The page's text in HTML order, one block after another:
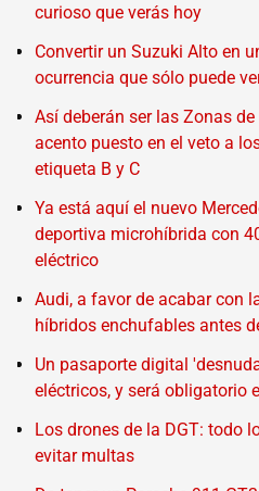
curioso que verás hoy
Convertir un Suzuki Alto en
ocurrencia que sólo puede
Así deberán ser las Zonas
acento puesto en el veto a
etiqueta B y C
Ya está aquí el nuevo
deportiva microhíbrida con
eléctrico
Audi, a favor de acabar con
híbridos enchufables antes
Un pasaporte digital
eléctricos, y será obligatorio
Los drones de la DGT: todo
evitar multas